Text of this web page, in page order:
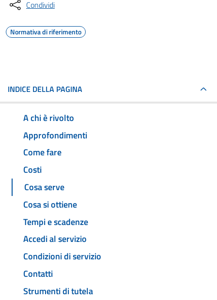
Condividi
Normativa di riferimento
INDICE DELLA PAGINA
A chi è rivolto
Approfondimenti
Come fare
Costi
Cosa serve
Cosa si ottiene
Tempi e scadenze
Accedi al servizio
Condizioni di servizio
Contatti
Strumenti di tutela